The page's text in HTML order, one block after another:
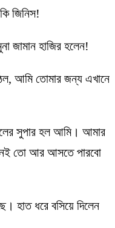
জিনিস!
জামান হাজির হলেন!
আমি তোমার জন্য এখানে
সুপার হল আমি। আমার
তো আর আসতে পারবো
হাত ধরে বসিয়ে দিলেন